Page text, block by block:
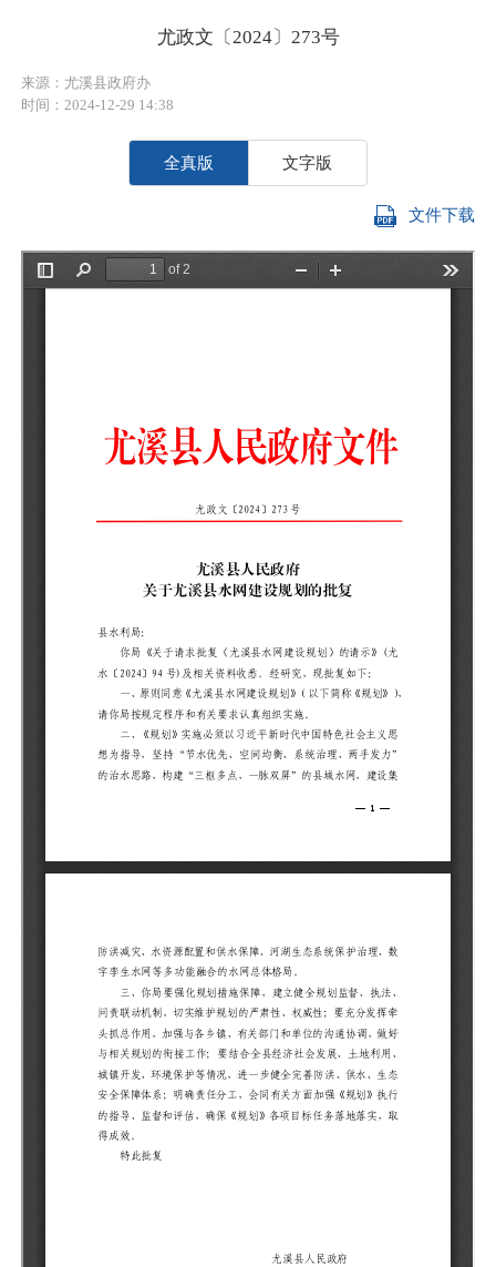
尤政文〔2024〕273号
来源：尤溪县政府办
时间：2024-12-29 14:38
全真版 文字版
文件下载